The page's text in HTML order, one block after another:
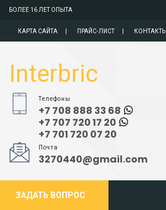
БОЛЕЕ 16 ЛЕТ ОПЫТА
КАРТА САЙТА ПРАЙС-ЛИСТ КОНТАКТЫ
Interbric
Телефоны
+7 708 888 33 68
+7 707 720 17 20
+7 701 720 07 20
Почта
3270440@gmail.com
ЗАДАТЬ ВОПРОС